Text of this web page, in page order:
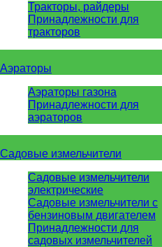
Тракторы, райдеры
Принадлежности для
тракторов
Аэраторы
Аэраторы газона
Принадлежности для
аэраторов
Садовые измельчители
Садовые измельчители
электрические
Садовые измельчители с
бензиновым двигателем
Принадлежности для
садовых измельчителей